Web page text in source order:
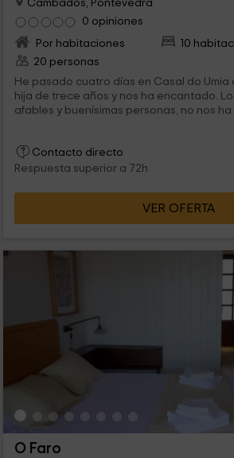
Cambados, Pontevedra
0 opiniones
Por habitaciones
10
20 personas
He pasado cuatro días en Casal do Umia
hija de trece años y nos ha encantado.
afables y buenísimas personas, no nos
desayuno estaba incluido y era
Asimismo hemos cenado en el restorán
todo cuanto hemos probado, que ha
todo, estaba muy, muy bueno, ( aun
su jugo que habíamos leído en otras
calidad y a un buen costo.
Contacto directo
Respuesta superior a 72h
VER OFERTA
O Faro